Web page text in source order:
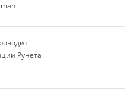
Рунета